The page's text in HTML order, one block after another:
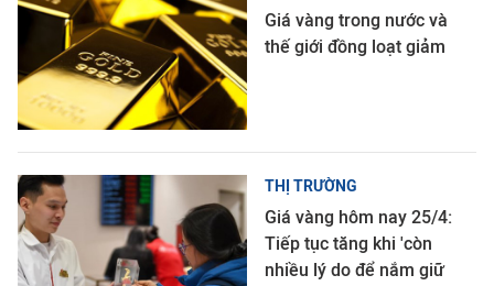
Giá vàng trong nước và
thế giới đồng loạt giảm
THỊ TRƯỜNG
Giá vàng hôm nay 25/4:
Tiếp tục tăng khi 'còn
nhiều lý do để nắm giữ